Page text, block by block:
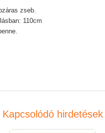
zseb.
110cm
Kapcsolódó hirdetések